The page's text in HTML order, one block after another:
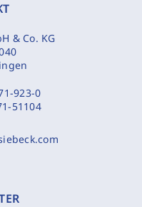
& Co. KG
923-0
51104